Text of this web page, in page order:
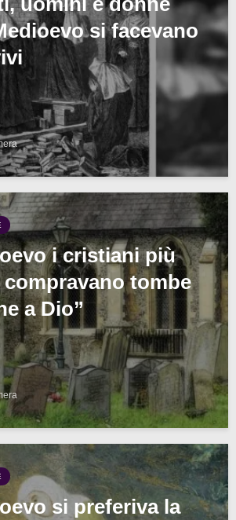
si facevano
i cristiani più
tombe
a Dio”
si preferiva la